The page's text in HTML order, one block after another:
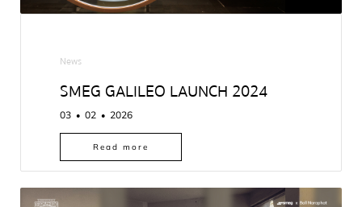
News
SMEG GALILEO LAUNCH 2024
03 ● 02 ● 2026
Read more